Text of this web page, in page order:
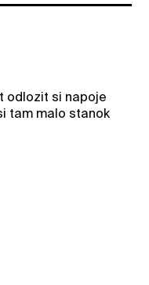
odlozit si napoje
tam malo stanok